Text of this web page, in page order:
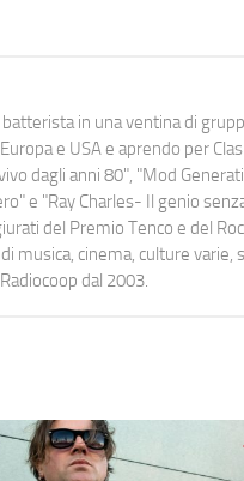
in una ventina di
e USA e aprendo per
dagli anni 80", "Mod
e "Ray Charles- Il genio
del Premio Tenco e del
musica, cinema, culture
dal 2003.